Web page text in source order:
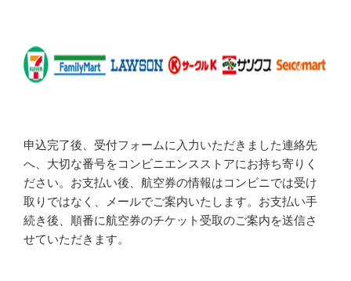
申込完了後、受付フォームに入力いただきました連絡先
へ、大切な番号をコンビニエンスストアにお持ち寄りく
ださい。お支払い後、航空券の情報はコンビニでは受け
取りではなく、メールでご案内いたします。お支払い手
続き後、順番に航空券のチケット受取のご案内を送信さ
せていただきます。